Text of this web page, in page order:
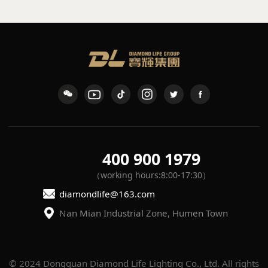
400 900 1979
（working hours:8:00-17:30）
diamondlife@163.com
Nan Mian Industrial Zone, Humen Town